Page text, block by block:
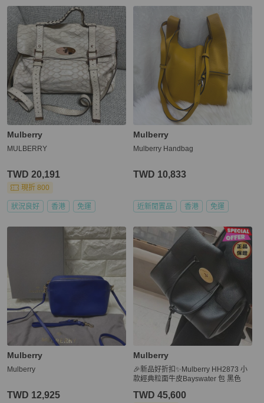
Mulberry
MULBERRY
TWD 20,191
現折 800
狀況良好 香港 免運
Mulberry
Mulberry Handbag
TWD 10,833
近新閒置品 香港 免運
Mulberry
Mulberry
TWD 12,925
Mulberry
🎉新品好折扣✨Mulberry HH2873 小
款經典粒面牛皮Bayswater 包 黑色
TWD 45,600